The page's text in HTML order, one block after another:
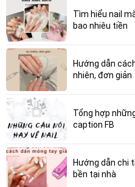
Tìm hiểu nail
bao nhiêu tiền
Hướng dẫn
nhiên, đơn giản
Tổng hợp
caption FB
Hướng dẫn chi
bền tại nhà